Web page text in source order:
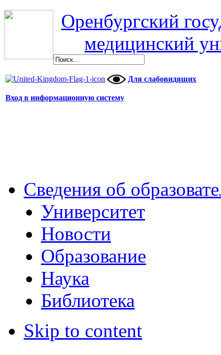
Оренбургский
медицинский
Для слабовидящих
Вход в информационную систему
Сведения об
Университет
Новости
Образование
Наука
Библиотека
Skip to content